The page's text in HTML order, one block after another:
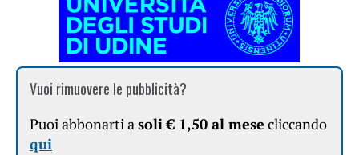
Vuoi rimuovere le pubblicità?
Puoi abbonarti asoli € 1,50 al mese cliccando
qui